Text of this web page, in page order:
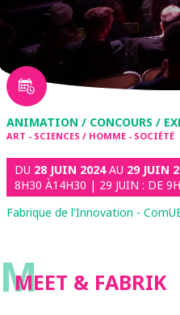
ANIMATION / CONCOURS /
ART - SCIENCES / HOMME - SOCIÉTÉ
DU 28 JUIN 2024AU 29 JUIN
8H30 À14H30 | 29 JUIN : DE
Fabrique de l'Innovation -
M
MEET & FABRIK